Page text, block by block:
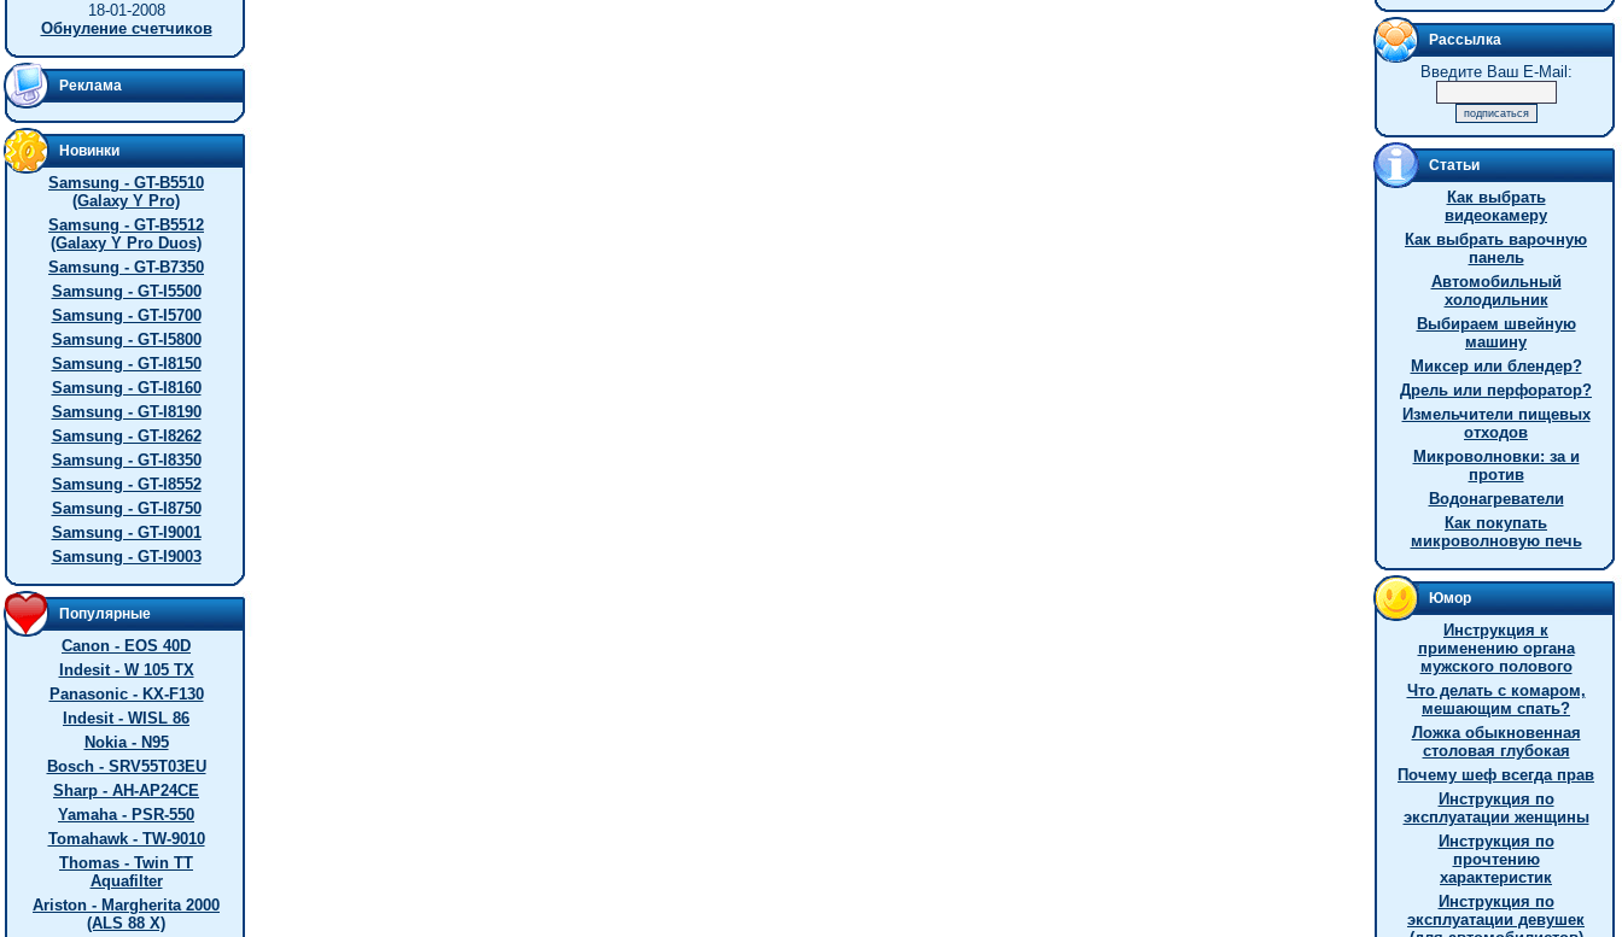
18-01-2008
Обнуление счетчиков
Реклама
Новинки
Samsung - GT-B5510
(Galaxy Y Pro)
Samsung - GT-B5512
(Galaxy Y Pro Duos)
Samsung - GT-B7350
Samsung - GT-I5500
Samsung - GT-I5700
Samsung - GT-I5800
Samsung - GT-I8150
Samsung - GT-I8160
Samsung - GT-I8190
Samsung - GT-I8262
Samsung - GT-I8350
Samsung - GT-I8552
Samsung - GT-I8750
Samsung - GT-I9001
Samsung - GT-I9003
Популярные
Canon - EOS 40D
Indesit - W 105 TX
Panasonic - KX-F130
Indesit - WISL 86
Nokia - N95
Bosch - SRV55T03EU
Sharp - AH-AP24CE
Yamaha - PSR-550
Tomahawk - TW-9010
Thomas - Twin TT
Aquafilter
Ariston - Margherita 2000
(ALS 88 X)
Рассылка
Введите Ваш E-Mail:
Статьи
Как выбрать
видеокамеру
Как выбрать варочную
панель
Автомобильный
холодильник
Выбираем швейную
машину
Миксер или блендер?
Дрель или перфоратор?
Измельчители пищевых
отходов
Микроволновки: за и
против
Водонагреватели
Как покупать
микроволновую печь
Юмор
Инструкция к
применению органа
мужского полового
Что делать с комаром,
мешающим спать?
Ложка обыкновенная
столовая глубокая
Почему шеф всегда прав
Инструкция по
эксплуатации женщины
Инструкция по
прочтению
характеристик
Инструкция по
эксплуатации девушек